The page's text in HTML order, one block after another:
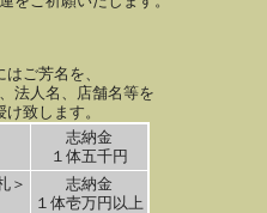
ご芳名を、
法人名、店舗名等を
致します。
志納金
１体五千円
＞
志納金
１体壱万円以上